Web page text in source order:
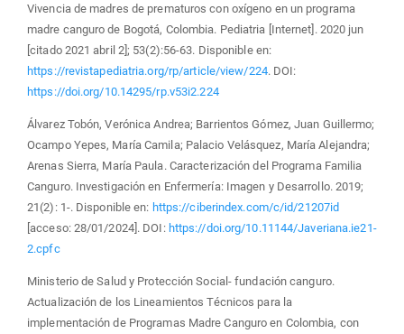
Vivencia de madres de prematuros con oxígeno en un programa
madre canguro de Bogotá, Colombia. Pediatria [Internet]. 2020 jun
[citado 2021 abril 2]; 53(2):56-63. Disponible en:
https://revistapediatria.org/rp/article/view/224. DOI:
https://doi.org/10.14295/rp.v53i2.224
Álvarez Tobón, Verónica Andrea; Barrientos Gómez, Juan Guillermo;
Ocampo Yepes, María Camila; Palacio Velásquez, María Alejandra;
Arenas Sierra, María Paula. Caracterización del Programa Familia
Canguro. Investigación en Enfermería: Imagen y Desarrollo. 2019;
21(2): 1-. Disponible en: https://ciberindex.com/c/id/21207id
[acceso: 28/01/2024]. DOI: https://doi.org/10.11144/Javeriana.ie21-
2.cpfc
Ministerio de Salud y Protección Social- fundación canguro.
Actualización de los Lineamientos Técnicos para la
implementación de Programas Madre Canguro en Colombia, con